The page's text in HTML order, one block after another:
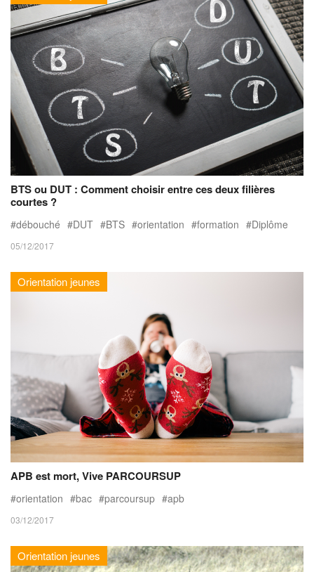
BTS ou DUT : Comment choisir entre ces deux filières
courtes ?
débouché DUT BTS orientation formation Diplôme
05/12/2017
Orientation jeunes
APB est mort, Vive PARCOURSUP
orientation bac parcoursup apb
03/12/2017
Orientation jeunes